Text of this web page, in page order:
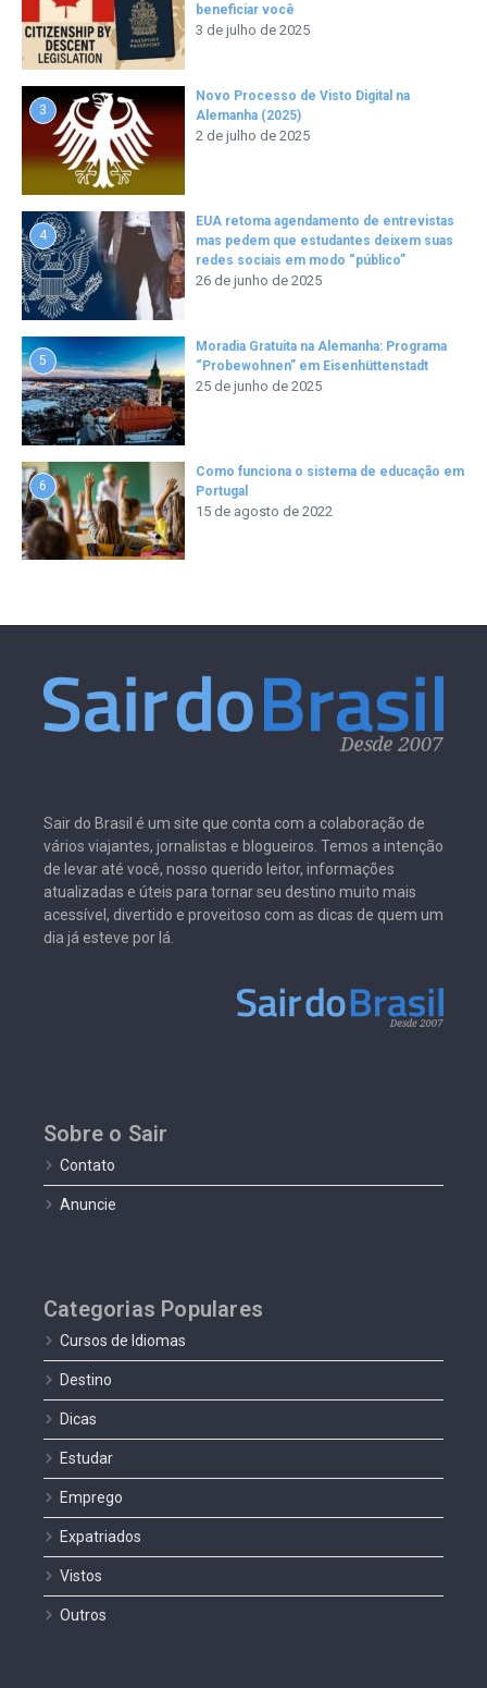
beneficiar você
3 de julho de 2025
3
Novo Processo de Visto Digital na
Alemanha (2025)
2 de julho de 2025
4
EUA retoma agendamento de entrevistas
mas pedem que estudantes deixem suas
redes sociais em modo “público”
26 de junho de 2025
5
Moradia Gratuita na Alemanha: Programa
“Probewohnen” em Eisenhüttenstadt
25 de junho de 2025
6
Como funciona o sistema de educação em
Portugal
15 de agosto de 2022
Sair do Brasil é um site que conta com a colaboração de
vários viajantes, jornalistas e blogueiros. Temos a intenção
de levar até você, nosso querido leitor, informações
atualizadas e úteis para tornar seu destino muito mais
acessível, divertido e proveitoso com as dicas de quem um
dia já esteve por lá.
Sobre o Sair
Contato
Anuncie
Categorias Populares
Cursos de Idiomas
Destino
Dicas
Estudar
Emprego
Expatriados
Vistos
Outros